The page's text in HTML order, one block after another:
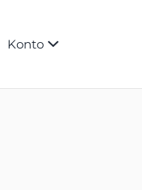
Konto